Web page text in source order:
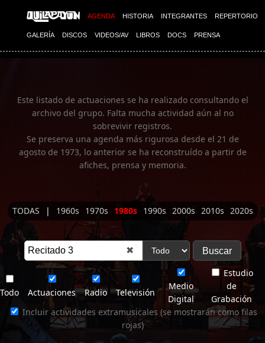
AGENDA HISTORIA INTEGRANTES REPERTORIO
GALERÍA DISCOS VIDEOS/AV LIBROS DOCS PRENSA
Imagen 01
Este listado de actuaciones se ha realizado consultando el
archivo del grupo. Falta mucha actividad aún al no
sobrevivir registros.
Se preserva una agenda más rigurosa desde el 21 de
agosto de 1973, lo anterior se ha reconstruído a partir de
afiches, prensa y memoria.
TODAS | 1960s 1970s 1980s 1990s 2000s 2010s 2020s
✖
Todo Actuaciones Radio Televisión
Medio
Digital
Estudio
de
Grabación
Incluir actividades extramusicales (se mostrarán como filas
rojas)